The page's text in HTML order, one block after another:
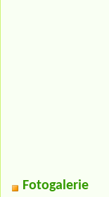
Fotogalerie